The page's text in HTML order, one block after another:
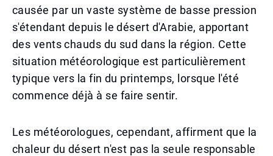
causée par un vaste système de basse pression
s'étendant depuis le désert d'Arabie, apportant
des vents chauds du sud dans la région. Cette
situation météorologique est particulièrement
typique vers la fin du printemps, lorsque l'été
commence déjà à se faire sentir.
Les météorologues, cependant, affirment que la
chaleur du désert n'est pas la seule responsable